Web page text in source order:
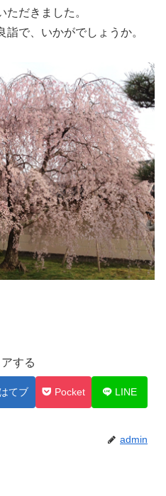
だきました。
詣で、いかがでしょうか。
する
はてブ Pocket LINE
admin